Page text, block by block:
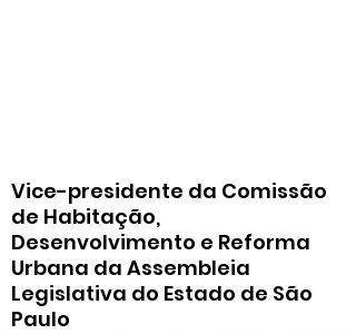
Vice-presidente da Comissão
de Habitação,
Desenvolvimento e Reforma
Urbana da Assembleia
Legislativa do Estado de São
Paulo